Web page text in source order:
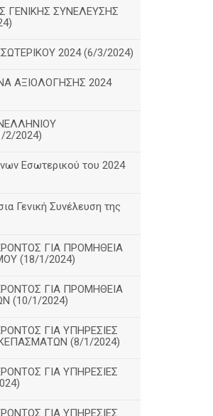
ΓΕΝΙΚΗΣ ΣΥΝΕΛΕΥΣΗΣ
2024 (6/3/2024)
ΑΞΙΟΛΟΓΗΣΗΣ 2024
2024)
Εσωτερικού του 2024
Γενική Συνέλευση της
ΓΙΑ ΠΡΟΜΗΘΕΙΑ
(18/1/2024)
ΓΙΑ ΠΡΟΜΗΘΕΙΑ
(10/1/2024)
ΓΙΑ ΥΠΗΡΕΣΙΕΣ
(8/1/2024)
ΓΙΑ ΥΠΗΡΕΣΙΕΣ
ΓΙΑ ΥΠΗΡΕΣΙΕΣ